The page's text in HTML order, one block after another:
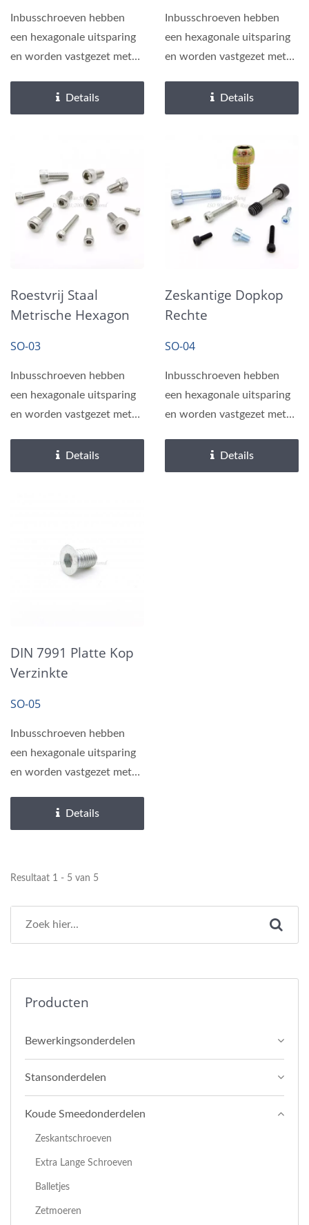
Inbusschroeven hebben
een hexagonale uitsparing
en worden vastgezet met
Details
Inbusschroeven hebben
een hexagonale uitsparing
en worden vastgezet met
Details
Roestvrij Staal
Metrische Hexagon
Schroeven
SO-03
Inbusschroeven hebben
een hexagonale uitsparing
en worden vastgezet met
Details
Zeskantige Dopkop
Rechte
N Schroeven
SO-04
Inbusschroeven hebben
een hexagonale uitsparing
en worden vastgezet met
Details
DIN 7991 Platte Kop
Verzinkte
SO-05
Inbusschroeven hebben
een hexagonale uitsparing
en worden vastgezet met
Details
Resultaat 1 - 5 van 5
Producten
Bewerkingsonderdelen
Stansonderdelen
Koude Smeedonderdelen
Zeskantschroeven
Extra Lange Schroeven
Balletjes
Zetmoeren